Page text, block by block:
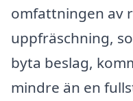
omfattningen av
uppfräschning,
byta beslag,
mindre än en